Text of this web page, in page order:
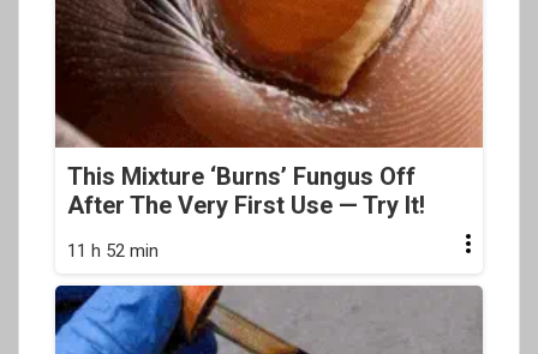
This Mixture ‘Burns’ Fungus Off
After The Very First Use — Try It!
11 h 52 min